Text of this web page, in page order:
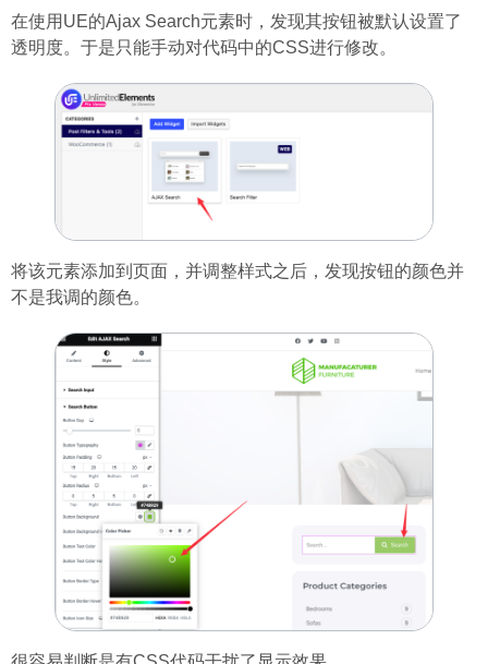
在使用UE的Ajax Search元素时，发现其按钮被默认设置了
透明度。于是只能手动对代码中的CSS进行修改。
将该元素添加到页面，并调整样式之后，发现按钮的颜色并
不是我调的颜色。